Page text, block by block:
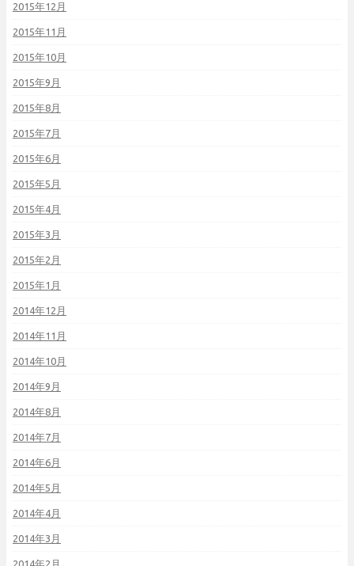
2015年12月
2015年11月
2015年10月
2015年9月
2015年8月
2015年7月
2015年6月
2015年5月
2015年4月
2015年3月
2015年2月
2015年1月
2014年12月
2014年11月
2014年10月
2014年9月
2014年8月
2014年7月
2014年6月
2014年5月
2014年4月
2014年3月
2014年2月